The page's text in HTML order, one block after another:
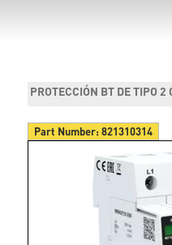
PROTECCIÓN BT DE TIPO
Part Number:821310314